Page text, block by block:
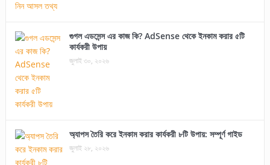
গুগল এডসেন্স এর কাজ কি? AdSense থেকে ইনকাম করার ৫টি
কার্যকরী উপায়
জুলাই ৩০, ২০২৬
অ্যাপস তৈরি করে ইনকাম করার কার্যকরী ৮টি উপায়: সম্পূর্ণ গাইড
জুলাই ২৮, ২০২৬